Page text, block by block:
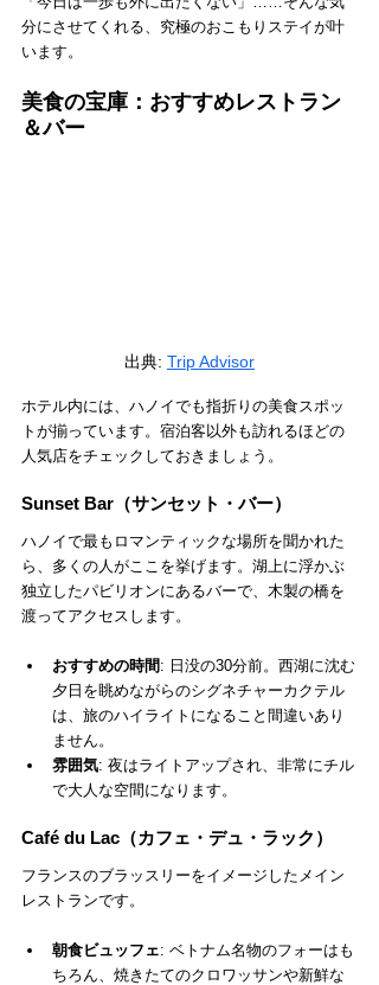
分にさせてくれる、究極のおこもりステイが叶
います。
美食の宝庫：おすすめレストラン
＆バー
出典: Trip Advisor
ホテル内には、ハノイでも指折りの美食スポッ
トが揃っています。宿泊客以外も訪れるほどの
人気店をチェックしておきましょう。
Sunset Bar（サンセット・バー）
ハノイで最もロマンティックな場所を聞かれた
ら、多くの人がここを挙げます。湖上に浮かぶ
独立したパビリオンにあるバーで、木製の橋を
渡ってアクセスします。
おすすめの時間: 日没の30分前。西湖に沈む
夕日を眺めながらのシグネチャーカクテル
は、旅のハイライトになること間違いあり
ません。
雰囲気: 夜はライトアップされ、非常にチル
で大人な空間になります。
Café du Lac（カフェ・デュ・ラック）
フランスのブラッスリーをイメージしたメイン
レストランです。
朝食ビュッフェ: ベトナム名物のフォーはも
ちろん、焼きたてのクロワッサンや新鮮な